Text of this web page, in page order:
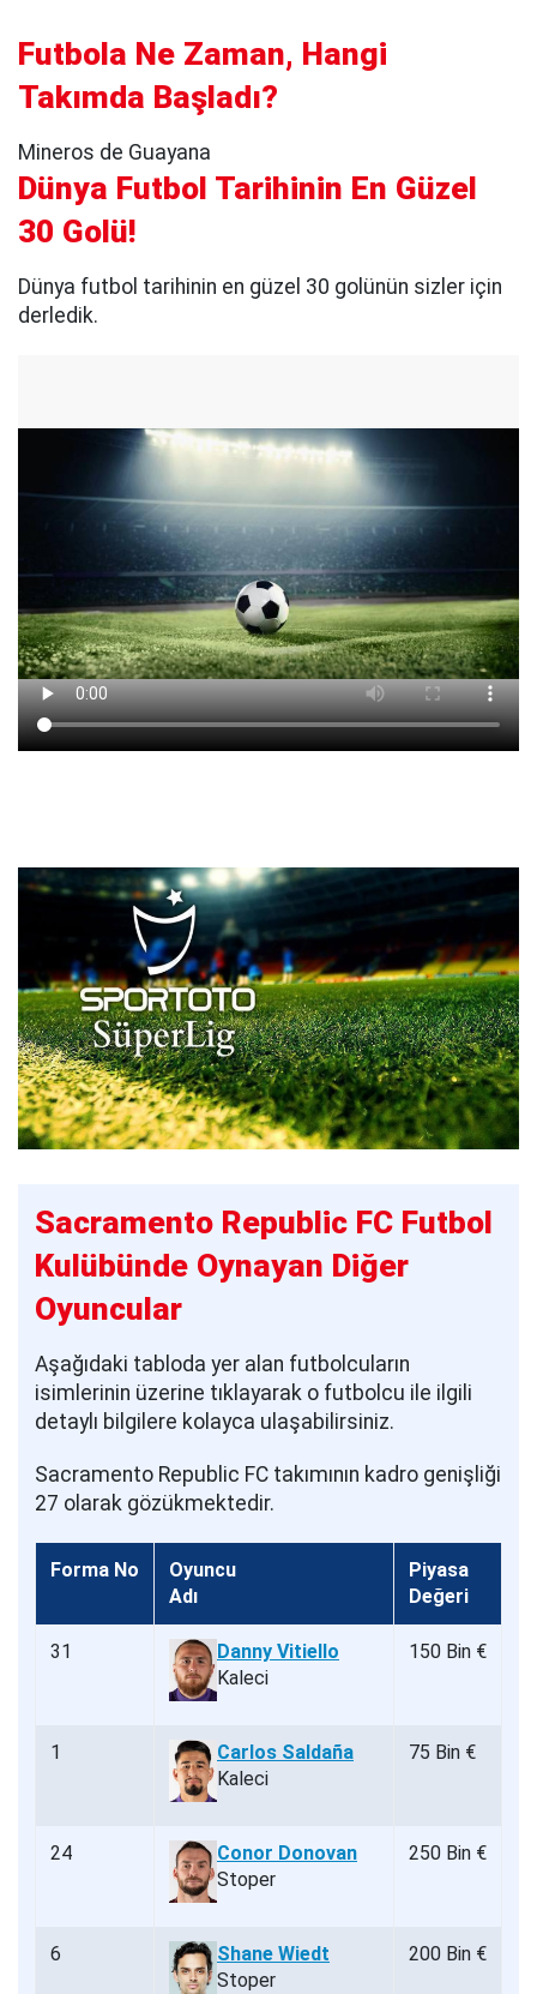
Futbola Ne Zaman, Hangi
Takımda Başladı?
Mineros de Guayana
Dünya Futbol Tarihinin En Güzel
30 Golü!
Dünya futbol tarihinin en güzel 30 golünün sizler için
derledik.
Sacramento Republic FC Futbol
Kulübünde Oynayan Diğer
Oyuncular
Aşağıdaki tabloda yer alan futbolcuların
isimlerinin üzerine tıklayarak o futbolcu ile ilgili
detaylı bilgilere kolayca ulaşabilirsiniz.
Sacramento Republic FC takımının kadro genişliği
27 olarak gözükmektedir.
Forma No
Oyuncu
Adı
Piyasa
Değeri
31
Danny Vitiello
Kaleci
150 Bin €
1
Carlos Saldaña
Kaleci
75 Bin €
24
Conor Donovan
Stoper
250 Bin €
6
Shane Wiedt
Stoper
200 Bin €